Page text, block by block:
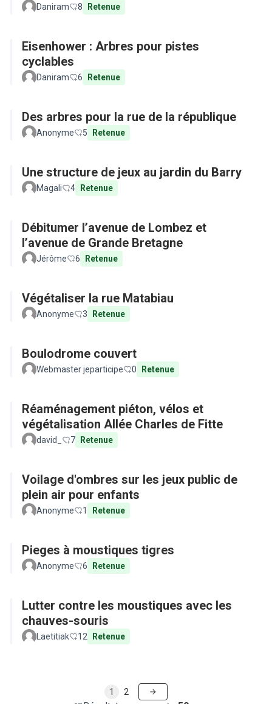
Daniram 8 Retenue
Eisenhower : Arbres pour pistes
cyclables
Daniram 6 Retenue
Des arbres pour la rue de la république
Anonyme 5 Retenue
Une structure de jeux au jardin du Barry
Magali 4 Retenue
Débitumer l’avenue de Lombez et
l’avenue de Grande Bretagne
Jérôme 6 Retenue
Végétaliser la rue Matabiau
Anonyme 3 Retenue
Boulodrome couvert
Webmaster jeparticipe 0 Retenue
Réaménagement piéton, vélos et
végétalisation Allée Charles de Fitte
david_ 7 Retenue
Voilage d'ombres sur les jeux public de
plein air pour enfants
Anonyme 1 Retenue
Pieges à moustiques tigres
Anonyme 6 Retenue
Lutter contre les moustiques avec les
chauves-souris
Laetitiak 12 Retenue
1 2